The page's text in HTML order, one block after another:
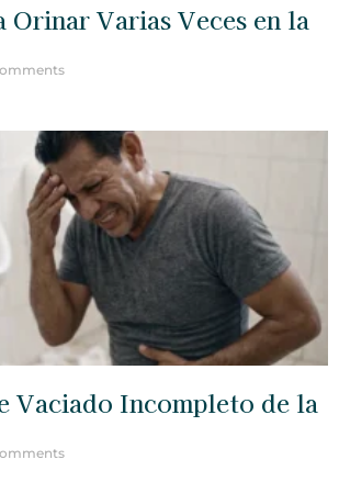
Orinar Varias Veces en la
Vaciado Incompleto de la